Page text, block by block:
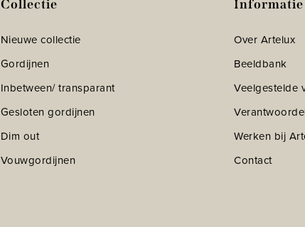
Collectie
Nieuwe collectie
Gordijnen
Inbetween/ transparant
Gesloten gordijnen
Dim out
Vouwgordijnen
Informatie
Over Artelux
Beeldbank
Veelgestelde
Werken bij
Contact